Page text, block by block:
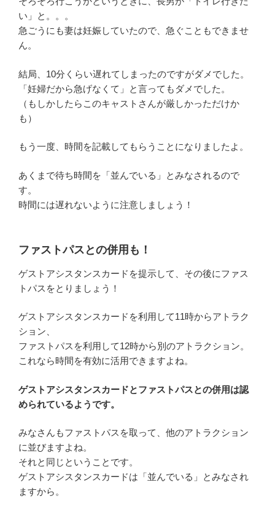
い」と。。。
急ごうにも妻は妊娠していたので、急ぐこともできませ
ん。
結局、10分くらい遅れてしまったのですがダメでした。
「妊婦だから急げなくて」と言ってもダメでした。
（もしかしたらこのキャストさんが厳しかっただけか
も）
もう一度、時間を記載してもらうことになりましたよ。
あくまで待ち時間を「並んでいる」とみなされるので
す。
時間には遅れないように注意しましょう！
ファストパスとの併用も！
ゲストアシスタンスカードを提示して、その後にファス
トパスをとりましょう！
ゲストアシスタンスカードを利用して11時からアトラク
ション、
ファストパスを利用して12時から別のアトラクション。
これなら時間を有効に活用できますよね。
ゲストアシスタンスカードとファストパスとの併用は認
められているようです。
みなさんもファストパスを取って、他のアトラクション
に並びますよね。
それと同じということです。
ゲストアシスタンスカードは「並んでいる」とみなされ
ますから。